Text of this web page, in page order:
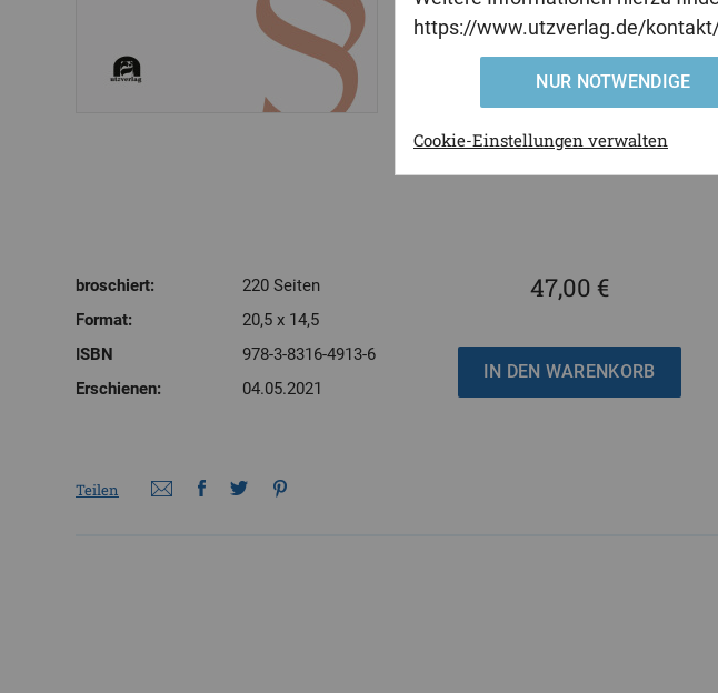
https://www.utzverlag.de/
NUR NOTWENDIGE
Cookie-Einstellungen verwalten
entspricht und wie es zukünftig in
broschiert:
220 Seiten
Format:
20,5 x 14,5
ISBN
978-3-8316-4913-6
Erschienen:
04.05.2021
47,00 €
Teilen